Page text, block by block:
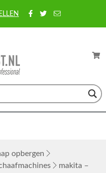
opbergen
makita –